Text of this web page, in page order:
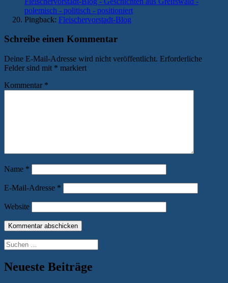
polemisch - politisch - positioniert
Pingback: Fleischervorstadt-Blog
Schreibe einen Kommentar
Deine E-Mail-Adresse wird nicht veröffentlicht. Erforderliche
Felder sind mit * markiert
Kommentar *
Name *
E-Mail-Adresse *
Website
Suchen
nach:
Neueste Beiträge